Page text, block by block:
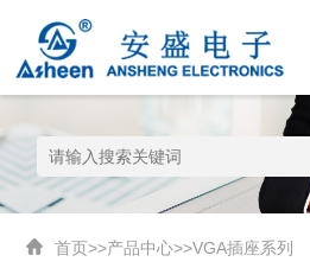
首页>>产品中心>>VGA插座系列